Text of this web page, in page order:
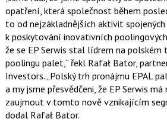
opatření, která společnost během
to od nejzákladnějších aktivit
k poskytování inovativních
že se EP Serwis stal lídrem na polském
poolingu palet,“ řekl Rafał Bator,
Investors. „Polský trh pronájmu EPAL
a my jsme přesvědčeni, že EP Serwis
zaujmout v tomto nově vznikajícím
dodal Rafał Bator.